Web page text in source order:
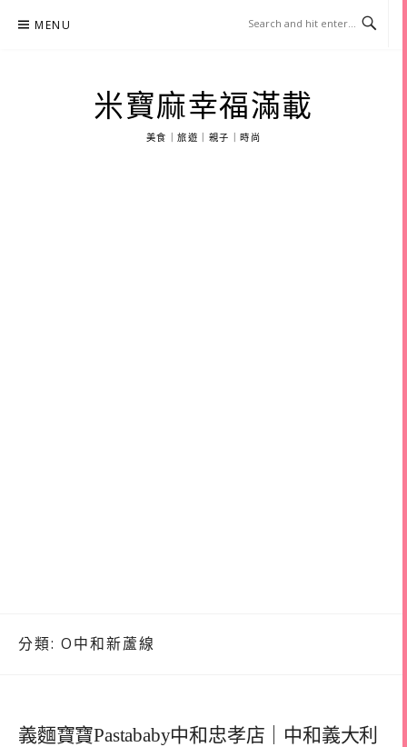
MENU
米寶麻幸福滿載
美食｜旅遊｜親子｜時尚
分類: O中和新蘆線
義麵寶寶Pastababy中和忠孝店｜中和義大利